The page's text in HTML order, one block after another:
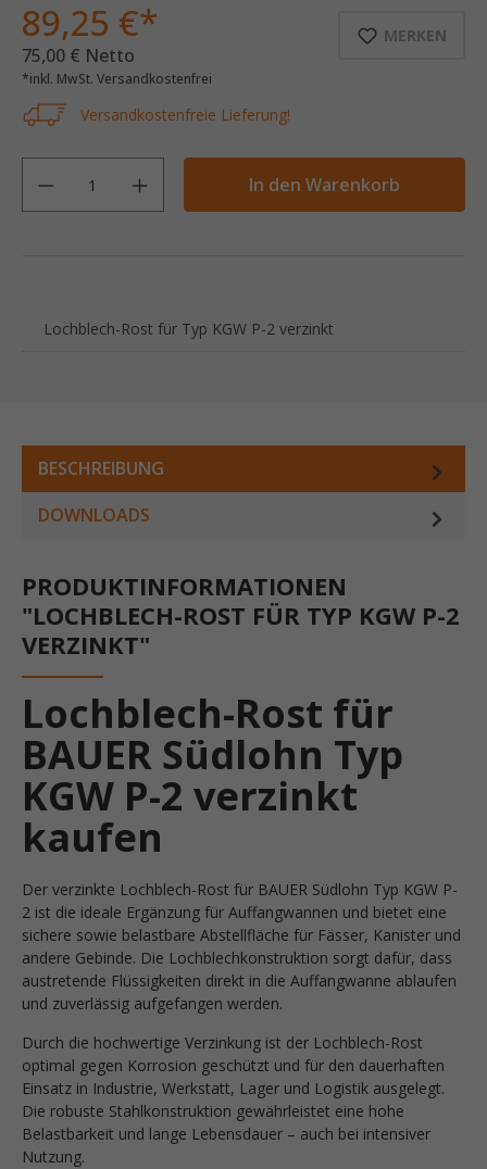
MERKEN
89,25 €*
75,00 € Netto
*inkl. MwSt. Versandkostenfrei
Versandkostenfreie Lieferung!
In den Warenkorb
‌‌Lochblech-Rost für Typ KGW P-2 verzinkt
BESCHREIBUNG
DOWNLOADS
PRODUKTINFORMATIONEN
"LOCHBLECH-ROST FÜR TYP KGW P-2
VERZINKT"
Lochblech-Rost für
BAUER Südlohn Typ
KGW P-2 verzinkt
kaufen
Der verzinkte Lochblech-Rost für BAUER Südlohn Typ KGW P-
2 ist die ideale Ergänzung für Auffangwannen und bietet eine
sichere sowie belastbare Abstellfläche für Fässer, Kanister und
andere Gebinde. Die Lochblechkonstruktion sorgt dafür, dass
austretende Flüssigkeiten direkt in die Auffangwanne ablaufen
und zuverlässig aufgefangen werden.
Durch die hochwertige Verzinkung ist der Lochblech-Rost
optimal gegen Korrosion geschützt und für den dauerhaften
Einsatz in Industrie, Werkstatt, Lager und Logistik ausgelegt.
Die robuste Stahlkonstruktion gewährleistet eine hohe
Belastbarkeit und lange Lebensdauer – auch bei intensiver
Nutzung.